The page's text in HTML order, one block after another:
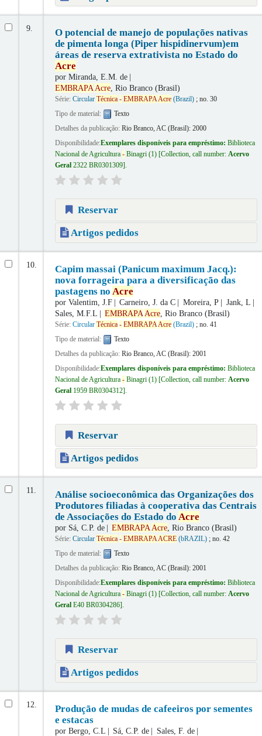
9.
O potencial de manejo de populações nativas
de pimenta longa (Piper hispidinervum)em
áreas de reserva extrativista no Estado do
Acre
por Miranda, E.M. de
EMBRAPA Acre, Rio Branco (Brasil)
Série: Circular Técnica - EMBRAPA Acre(Brazil); no. 30
Tipo de material:
Texto
Detalhes da publicação: Rio Branco, AC (Brasil): 2000
Disponibilidade:Exemplares disponíveis para empréstimo: Biblioteca
Nacional de Agricultura -Binagri(1) Collection, call number: Acervo
Geral 2322 BR0301309 .
Reservar
Artigos pedidos
10.
Capim massai (Panicum maximum Jacq.):
nova forrageira para a diversificação das
pastagens no Acre
por Valentim, J.F Carneiro, J. da C Moreira, P
Jank, L
Sales, M.F.L
EMBRAPA Acre , Rio Branco (Brasil)
Série: Circular Técnica - EMBRAPA Acre(Brazil); no. 41
Tipo de material:
Texto
Detalhes da publicação: Rio Branco, AC (Brasil): 2001
Disponibilidade:Exemplares disponíveis para empréstimo: Biblioteca
Nacional de Agricultura -Binagri(1) Collection, call number: Acervo
Geral 1959 BR0304312 .
Reservar
Artigos pedidos
11.
Análise socioeconômica das Organizações dos
Produtores filiadas à cooperativa das Centrais
de Associações do Estado do Acre
por Sá, C.P. de EMBRAPA Acre , Rio Branco (Brasil)
Série: Circular Técnica - EMBRAPA ACRE(bRAZIL); no. 42
Tipo de material:
Texto
Detalhes da publicação: Rio Branco, AC (Brasil): 2001
Disponibilidade:Exemplares disponíveis para empréstimo: Biblioteca
Nacional de Agricultura -Binagri(1) Collection, call number: Acervo
Geral E40 BR0304286 .
Reservar
Artigos pedidos
12.
Produção de mudas de cafeeiros por sementes
e estacas
por Bergo, C.L Sá, C.P. de
Sales, F. de